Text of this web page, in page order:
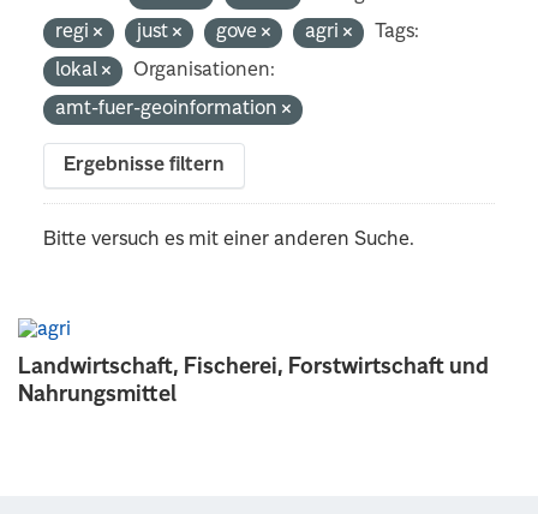
Landwirtschaft, Fischerei, Forstwirtschaft und
Nahrungsmittel
regi
just gove agri
Tags:
lokal
Organisationen:
amt-fuer-geoinformation
Ergebnisse filtern
Bitte versuch es mit einer anderen Suche.